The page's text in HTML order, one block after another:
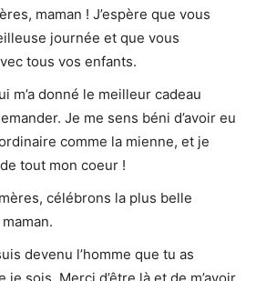
maman ! J’espère que vous
journée et que vous
tous vos enfants.
m’a donné le meilleur cadeau
Je me sens béni d’avoir eu
comme la mienne, et je
tout mon coeur !
célébrons la plus belle
devenu l’homme que tu as